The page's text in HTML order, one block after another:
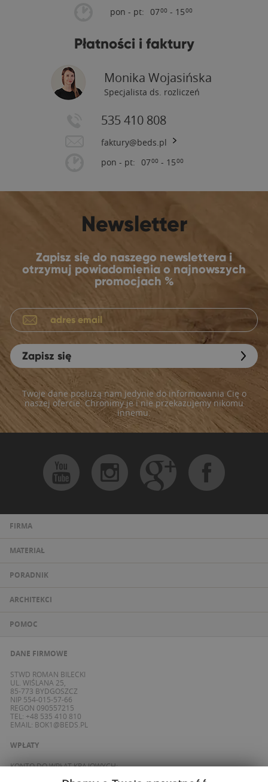
pon - pt: 0700 - 1500
Płatności i faktury
Monika Wojasińska
Specjalista ds. rozliczeń
535 410 808
faktury@beds.pl
pon - pt: 0700 - 1500
Newsletter
Zapisz się do naszego newslettera i
otrzymuj powiadomienia o najnowszych
promocjach %
Zapisz się
Twoje dane posłużą nam jedynie do informowania Cię o
naszej ofercie. Chronimy je i nie przekazujemy nikomu
innemu.
FIRMA
MATERIAŁ
PORADNIK
ARCHITEKCI
POMOC
DANE FIRMOWE
STWD ROMAN BILECKI
UL. WIŚLANA 25,
85-773 BYDGOSZCZ
NIP 554-015-57-66
REGON 090557215
TEL: +48 535 410 810
EMAIL: BOK1@BEDS.PL
WPŁATY
KONTO DO WPŁAT KRAJOWYCH: